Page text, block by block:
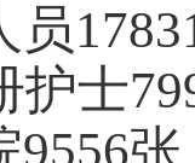
员
护士
9556张